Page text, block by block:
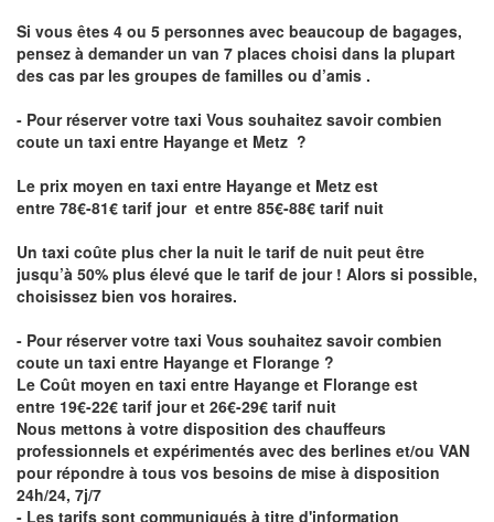
Si vous êtes 4 ou 5 personnes avec beaucoup de bagages,
pensez à demander un van 7 places choisi dans la plupart
des cas par les groupes de familles ou d’amis .
- Pour réserver votre taxi Vous souhaitez savoircombien
coute un taxi entre Hayange et Metz ?
Le prix moyen en taxi entre Hayange et Metz est
entre 78€-81€ tarif jour et entre 85€-88€ tarif nuit
Un taxi coûte plus cher la nuit le tarif de nuit peut être
jusqu’à 50% plus élevé que le tarif de jour ! Alors si possible,
choisissez bien vos horaires.
- Pour réserver votre taxi Vous souhaitez savoircombien
coute un taxi entre Hayange et Florange ?
Le Coût moyen en taxi entre Hayange et Florange est
entre 19€-22€ tarif jour et 26€-29€ tarif nuit
Nous mettons à votre disposition des chauffeurs
professionnels et expérimentés avec des berlines et/ou VAN
pour répondre à tous vos besoins de mise à disposition
24h/24, 7j/7
- Les tarifs sont communiqués à titre d'information